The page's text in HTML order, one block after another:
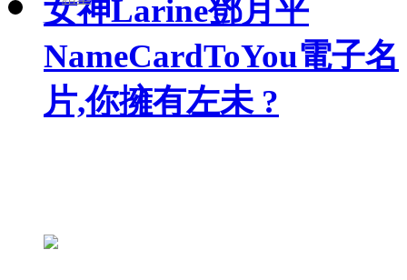
女神Larine鄧月平
NameCardToYou電子名
片,你擁有左未 ?